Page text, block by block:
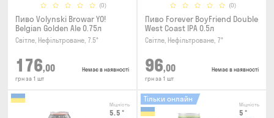
(0)
Пиво Volynski Browar YO!
Belgian Golden Ale 0.75л
Світле, Нефільтроване, 7.5°
176,00
грн за 1 шт
Немає в наявності
(0)
Пиво Forever BoyFriend Double
West Coast IPA 0.5л
Світле, Нефільтроване, 7°
96,00
грн за 1 шт
Немає в наявності
Міцність
5.5 °
Міцність
5 °
Тільки онлайн